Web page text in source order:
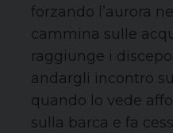
forzando l’aurora
cammina sulle
raggiunge i
andargli incontro
quando lo vede
sulla barca e fa